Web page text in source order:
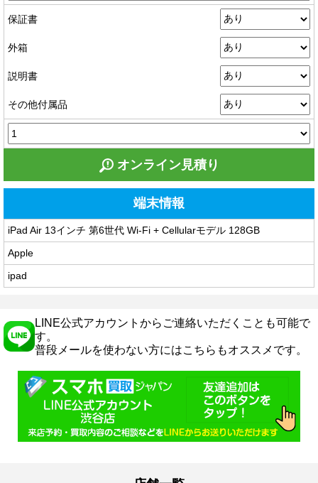
保証書
外箱
説明書
その他付属品
オンライン見積り
端末情報
iPad Air 13インチ 第6世代 Wi-Fi + Cellularモデル 128GB
Apple
ipad
LINE公式アカウントからご連絡いただくことも可能で
す。
普段メールを使わない方にはこちらもオススメです。